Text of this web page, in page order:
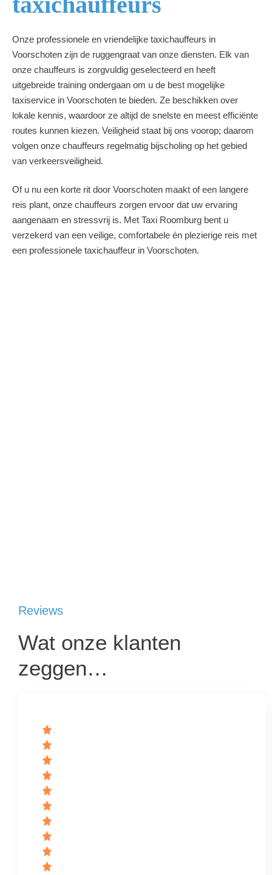
Onze professionele en vriendelijke taxichauffeurs in
Voorschoten zijn de ruggengraat van onze diensten. Elk van
onze chauffeurs is zorgvuldig geselecteerd en heeft
uitgebreide training ondergaan om u de best mogelijke
taxiservice in Voorschoten te bieden. Ze beschikken over
lokale kennis, waardoor ze altijd de snelste en meest efficiënte
routes kunnen kiezen. Veiligheid staat bij ons voorop; daarom
volgen onze chauffeurs regelmatig bijscholing op het gebied
van verkeersveiligheid.
Of u nu een korte rit door Voorschoten maakt of een langere
reis plant, onze chauffeurs zorgen ervoor dat uw ervaring
aangenaam en stressvrij is. Met Taxi Roomburg bent u
verzekerd van een veilige, comfortabele én plezierige reis met
een professionele taxichauffeur in Voorschoten.
Reviews
Wat onze klanten
zeggen…